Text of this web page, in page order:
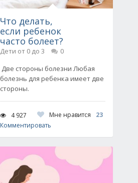
Что делать,
если ребенок
часто болеет?
Дети от 0 до 3
0
Две стороны болезни Любая
болезнь для ребенка имеет две
стороны.
4 927 Мне нравится
23
Комментировать